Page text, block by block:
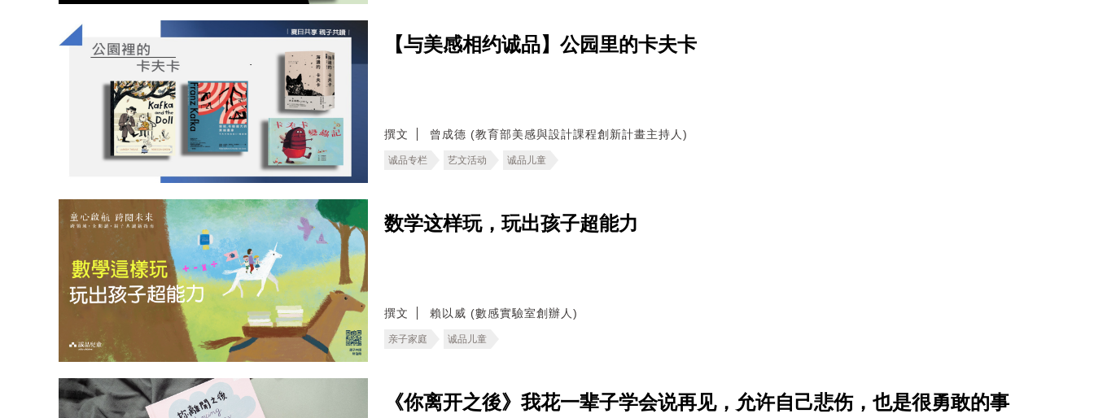
【与美感相约诚品】公园里的卡夫卡
撰文 曾成德 (教育部美感與設計課程創新計畫主持人)
诚品专栏 艺文活动 诚品儿童
数学这样玩，玩出孩子超能力
撰文 賴以威 (數感實驗室創辦人)
亲子家庭 诚品儿童
《你离开之後》我花一辈子学会说再见，允许自己悲伤，也是很勇敢的事